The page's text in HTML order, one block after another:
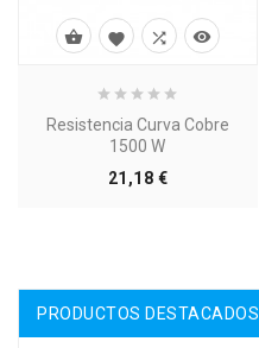
Resistencia Curva Cobre
1500 W
21,18 €Precio
   
PRODUCTOS DESTACADOS